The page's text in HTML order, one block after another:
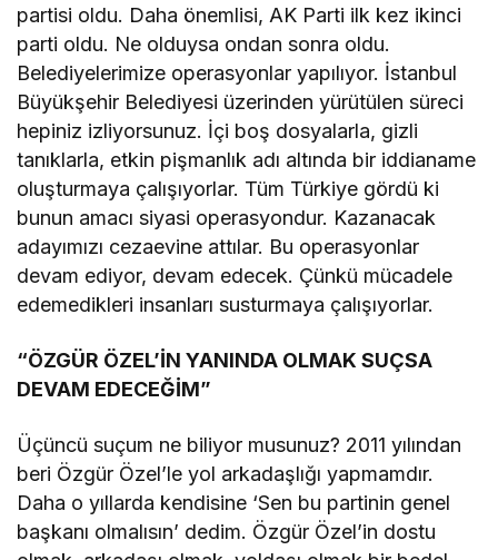
partisi oldu. Daha önemlisi, AK Parti ilk kez ikinci
parti oldu. Ne olduysa ondan sonra oldu.
Belediyelerimize operasyonlar yapılıyor. İstanbul
Büyükşehir Belediyesi üzerinden yürütülen süreci
hepiniz izliyorsunuz. İçi boş dosyalarla, gizli
tanıklarla, etkin pişmanlık adı altında bir iddianame
oluşturmaya çalışıyorlar. Tüm Türkiye gördü ki
bunun amacı siyasi operasyondur. Kazanacak
adayımızı cezaevine attılar. Bu operasyonlar
devam ediyor, devam edecek. Çünkü mücadele
edemedikleri insanları susturmaya çalışıyorlar.
“ÖZGÜR ÖZEL’İN YANINDA OLMAK SUÇSA
DEVAM EDECEĞİM”
Üçüncü suçum ne biliyor musunuz? 2011 yılından
beri Özgür Özel’le yol arkadaşlığı yapmamdır.
Daha o yıllarda kendisine ‘Sen bu partinin genel
başkanı olmalısın’ dedim. Özgür Özel’in dostu